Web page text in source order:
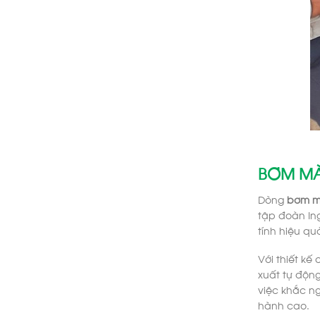
BƠM
Dòng bơm
tập đoàn
tính hiệu
Với thiết kế
xuất tự
việc khắc
hành cao.